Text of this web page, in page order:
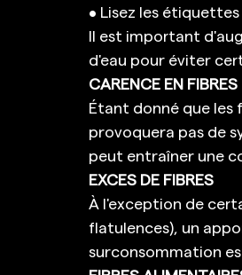
• Lisez les
Il est important
d'eau pour éviter
CARENCE EN FIBRES
Étant donné que les
provoquera pas de
peut entraîner une
EXCES DE FIBRES
À l'exception de
flatulences), un
surconsommation